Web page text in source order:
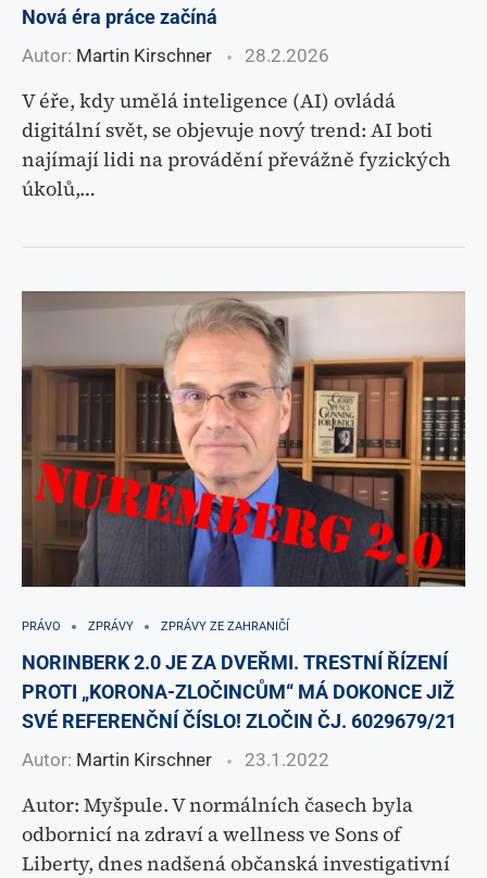
Nová éra práce začíná
Autor: Martin Kirschner 28.2.2026
V éře, kdy umělá inteligence (AI) ovládá
digitální svět, se objevuje nový trend: AI boti
najímají lidi na provádění převážně fyzických
úkolů,…
PRÁVO ZPRÁVY ZPRÁVY ZE ZAHRANIČÍ
NORINBERK 2.0 JE ZA DVEŘMI. TRESTNÍ ŘÍZENÍ
PROTI „KORONA-ZLOČINCŮM“ MÁ DOKONCE JIŽ
SVÉ REFERENČNÍ ČÍSLO! ZLOČIN ČJ. 6029679/21
Autor: Martin Kirschner 23.1.2022
Autor: Myšpule. V normálních časech byla
odbornicí na zdraví a wellness ve Sons of
Liberty, dnes nadšená občanská investigativní